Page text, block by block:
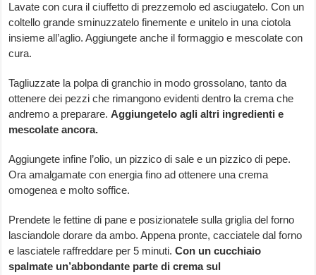
Lavate con cura il ciuffetto di prezzemolo ed asciugatelo. Con un
coltello grande sminuzzatelo finemente e unitelo in una ciotola
insieme all’aglio. Aggiungete anche il formaggio e mescolate con
cura.
Tagliuzzate la polpa di granchio in modo grossolano, tanto da
ottenere dei pezzi che rimangono evidenti dentro la crema che
andremo a preparare.Aggiungetelo agli altri ingredienti e
mescolate ancora.
Aggiungete infine l’olio, un pizzico di sale e un pizzico di pepe.
Ora amalgamate con energia fino ad ottenere una crema
omogenea e molto soffice.
Prendete le fettine di pane e posizionatele sulla griglia del forno
lasciandole dorare da ambo. Appena pronte, cacciatele dal forno
e lasciatele raffreddare per 5 minuti. Con un cucchiaio
spalmate un’abbondante parte di crema sul